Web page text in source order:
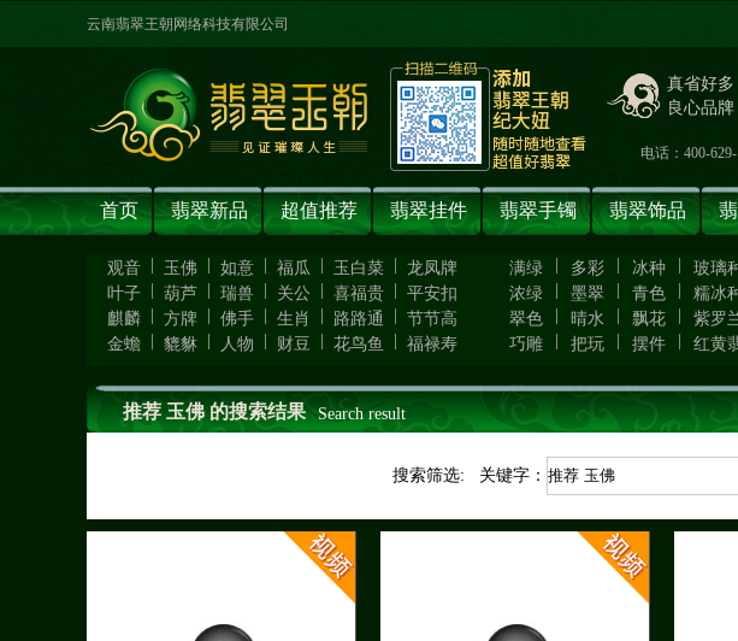
云南翡翠王朝网络科技有限公司
真省好多
良心品牌
电话：400-
首页 翡翠新品 超值推荐 翡翠挂件 翡翠手镯 翡翠饰品
观音 玉佛 如意 福瓜 玉白菜
龙凤牌
叶子
葫芦 瑞兽 关公 喜福贵
平安扣
麒麟
方牌 佛手 生肖 路路通
节节高
金蟾
貔貅 人物 财豆 花鸟鱼 福禄寿
满绿 多彩 冰种 玻璃
浓绿
墨翠 青色 糯冰
翠色
晴水 飘花 紫罗
巧雕
把玩 摆件 红黄
推荐 玉佛 的搜索结果 Search result
搜索筛选: 关键字：